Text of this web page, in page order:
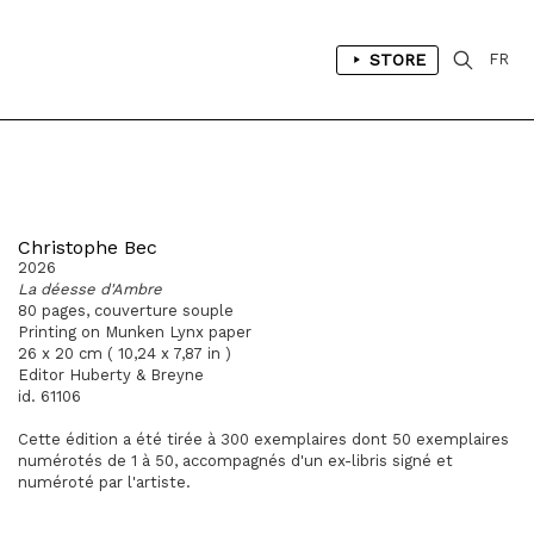
STORE FR
Christophe Bec
2026
La déesse d'Ambre
80 pages, couverture souple
Printing on Munken Lynx paper
26 x 20 cm ( 10,24 x 7,87 in )
Editor Huberty & Breyne
id. 61106
Cette édition a été tirée à 300 exemplaires dont 50 exemplaires
numérotés de 1 à 50, accompagnés d'un ex-libris signé et
numéroté par l'artiste.